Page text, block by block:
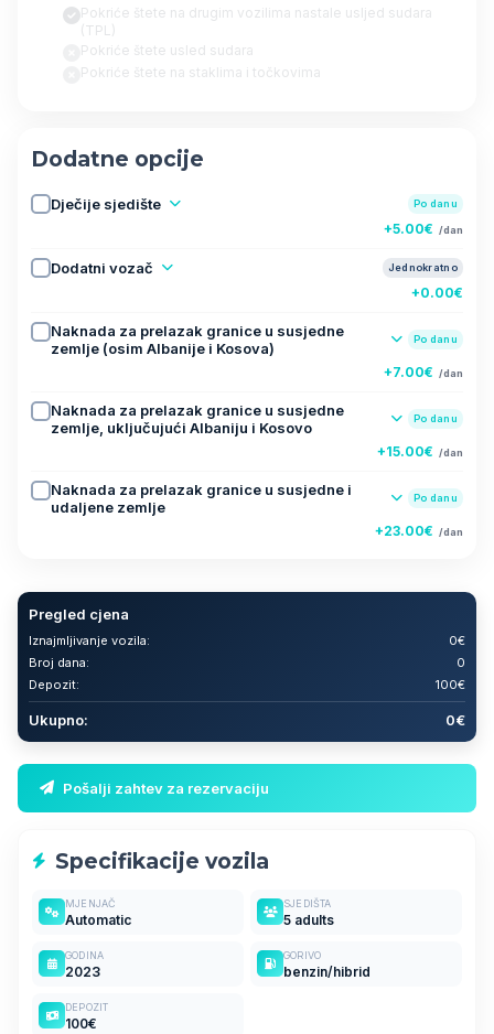
Pokriće štete na drugim vozilima nastale usljed sudara
(TPL)
Pokriće štete usled sudara
Pokriće štete na staklima i točkovima
Dodatne opcije
Dječije sjedište Po danu
+5.00€ /dan
Dodatni vozač Jednokratno
+0.00€
Naknada za prelazak granice u susjedne
zemlje (osim Albanije i Kosova)
Po danu
+7.00€ /dan
Naknada za prelazak granice u susjedne
zemlje, uključujući Albaniju i Kosovo
Po danu
+15.00€ /dan
Naknada za prelazak granice u susjedne i
udaljene zemlje
Po danu
+23.00€ /dan
Pregled cjena
Iznajmljivanje vozila:
0€
Broj dana:
0
Depozit:
100€
Ukupno: 0€
Pošalji zahtev za rezervaciju
Specifikacije vozila
MJENJAČ
Automatic
SJEDIŠTA
5 adults
GODINA
2023
GORIVO
benzin/hibrid
DEPOZIT
100€